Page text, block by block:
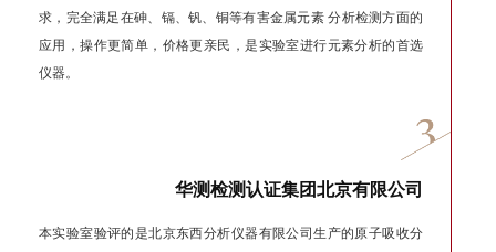
求，完全满足在砷、镉、钒、铜等有害金属元素 分析检测方面的
应用，操作更简单，价格更亲民，是实验室进行元素分析的首选
仪器。
华测检测认证集团北京有限公司
本实验室验评的是北京东西分析仪器有限公司生产的原子吸收分